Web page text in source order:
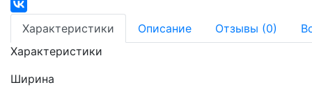
Характеристики Описание Отзывы (0)
Характеристики
Ширина